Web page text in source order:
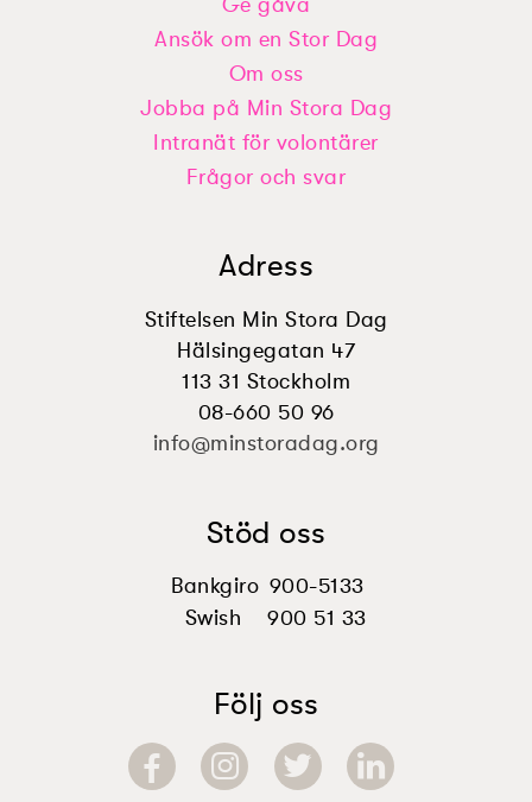
Ansök om en Stor Dag
Om oss
Jobba på Min Stora Dag
Intranät för volontärer
Frågor och svar
Adress
Stiftelsen Min Stora Dag
Hälsingegatan 47
113 31 Stockholm
08-660 50 96
info@minstoradag.org
Stöd oss
Bankgiro 900-5133
Swish
900 51 33
Följ oss